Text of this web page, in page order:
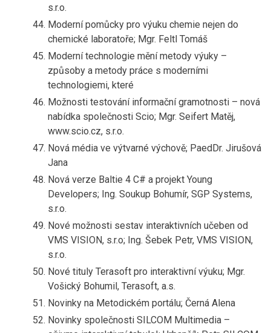
s.r.o.
Moderní pomůcky pro výuku chemie nejen do
chemické laboratoře; Mgr. Feltl Tomáš
Moderní technologie mění metody výuky –
způsoby a metody práce s moderními
technologiemi, které
Možnosti testování informační gramotnosti – nová
nabídka společnosti Scio; Mgr. Seifert Matěj,
www.scio.cz, s.r.o.
Nová média ve výtvarné výchově; PaedDr. Jirušová
Jana
Nová verze Baltie 4 C# a projekt Young
Developers; Ing. Soukup Bohumír, SGP Systems,
s.r.o.
Nové možnosti sestav interaktivních učeben od
VMS VISION, s.r.o; Ing. Šebek Petr, VMS VISION,
s.r.o.
Nové tituly Terasoft pro interaktivní výuku; Mgr.
Vošický Bohumil, Terasoft, a.s.
Novinky na Metodickém portálu; Černá Alena
Novinky společnosti SILCOM Multimedia –